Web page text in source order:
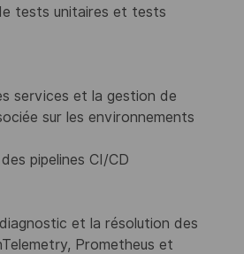
tests unitaires et tests
services et la gestion de
sur les environnements
pipelines CI/CD
et la résolution des
Prometheus et